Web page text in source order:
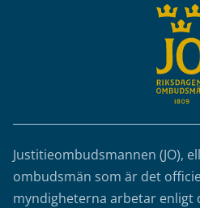
Justitieombudsmannen (JO),
ombudsmän som är det
myndigheterna arbetar enligt